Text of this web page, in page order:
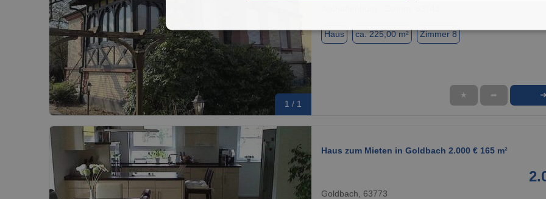
1 / 1
Haus ca. 225,00 m² Zimmer 8
★ ➦ ➜
Haus zum Mieten in Goldbach 2.000 € 165 m²
Goldbach, 63773